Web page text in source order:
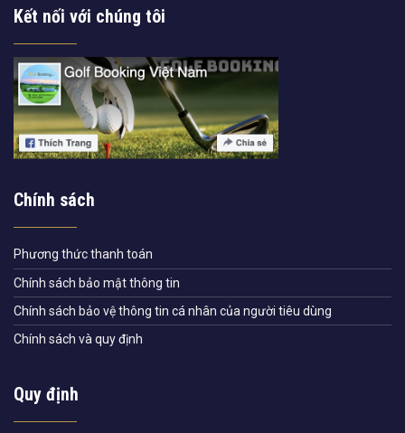
Kết nối với chúng tôi
Chính sách
Phương thức thanh toán
Chính sách bảo mật thông tin
Chính sách bảo vệ thông tin cá nhân của người tiêu dùng
Chính sách và quy định
Quy định